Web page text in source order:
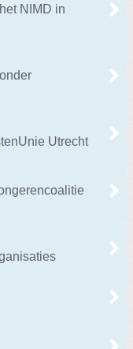
NIMD in
Utrecht